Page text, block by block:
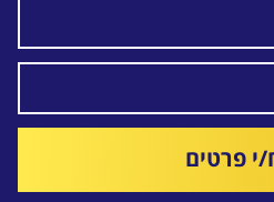
י פרטים